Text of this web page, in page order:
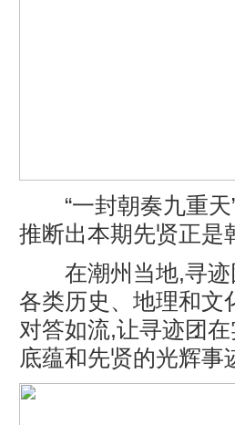
“一封朝奏九重天
推断出本期先贤正是
在潮州当地,寻迹
各类历史、地理和文
对答如流,让寻迹团
底蕴和先贤的光辉事